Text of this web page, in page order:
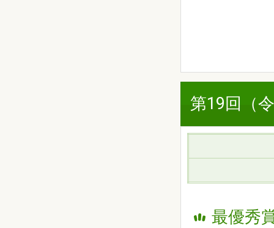
第19回（
最優秀